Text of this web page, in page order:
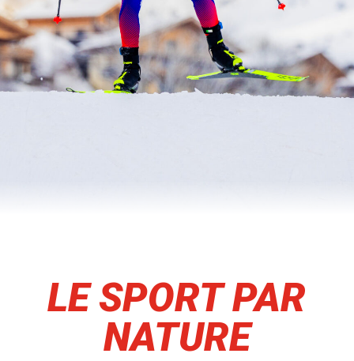
LE SPORT PAR
NATURE